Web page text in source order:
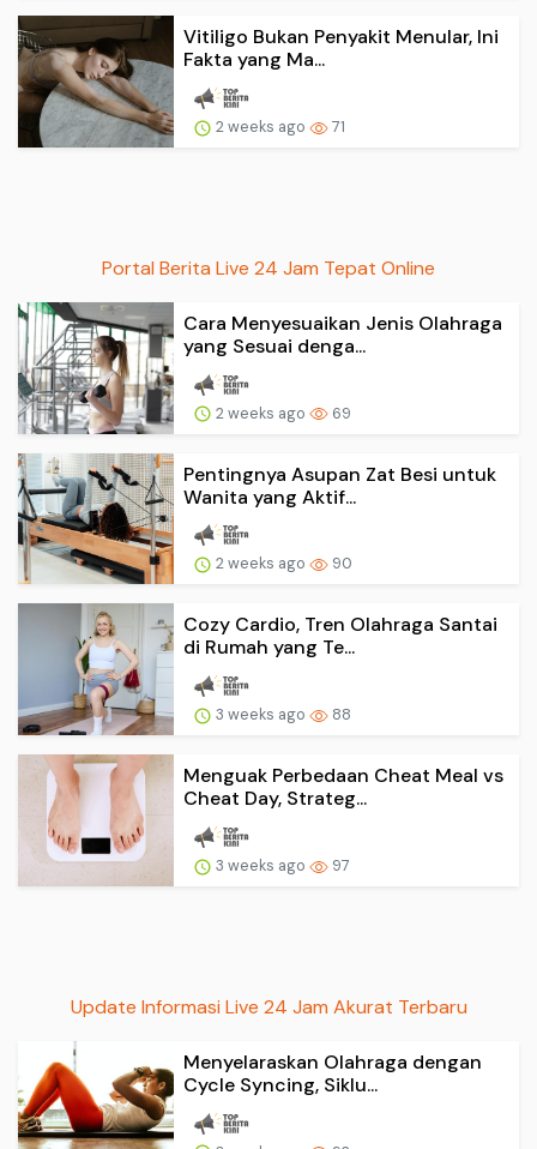
Vitiligo Bukan Penyakit Menular, Ini
Fakta yang Ma...
2 weeks ago 71
Portal Berita Live 24 Jam Tepat Online
Cara Menyesuaikan Jenis Olahraga
yang Sesuai denga...
2 weeks ago 69
Pentingnya Asupan Zat Besi untuk
Wanita yang Aktif...
2 weeks ago 90
Cozy Cardio, Tren Olahraga Santai
di Rumah yang Te...
3 weeks ago 88
Menguak Perbedaan Cheat Meal vs
Cheat Day, Strateg...
3 weeks ago 97
Update Informasi Live 24 Jam Akurat Terbaru
Menyelaraskan Olahraga dengan
Cycle Syncing, Siklu...